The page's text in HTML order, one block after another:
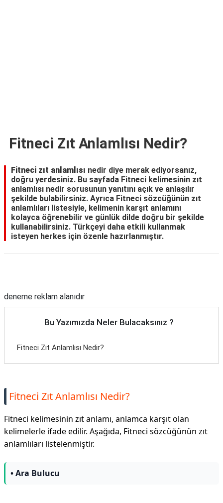
Fitneci Zıt Anlamlısı Nedir?
Fitneci zıt anlamlısı nedir diye merak ediyorsanız,
doğru yerdesiniz. Bu sayfada Fitneci kelimesinin zıt
anlamlısı nedir sorusunun yanıtını açık ve anlaşılır
şekilde bulabilirsiniz. Ayrıca Fitneci sözcüğünün zıt
anlamlıları listesiyle, kelimenin karşıt anlamını
kolayca öğrenebilir ve günlük dilde doğru bir şekilde
kullanabilirsiniz. Türkçeyi daha etkili kullanmak
isteyen herkes için özenle hazırlanmıştır.
deneme reklam alanıdır
Bu Yazımızda Neler Bulacaksınız ?
Fitneci Zıt Anlamlısı Nedir?
Fitneci Zıt Anlamlısı Nedir?
Fitneci kelimesinin zıt anlamı, anlamca karşıt olan
kelimelerle ifade edilir. Aşağıda, Fitneci sözcüğünün zıt
anlamlıları listelenmiştir.
• Ara Bulucu